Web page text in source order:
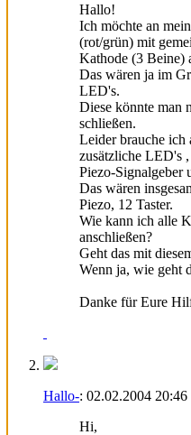
Hallo!
Ich möchte an
(rot/grün) mit
Kathode (3 Beine)
Das wären ja im
LED's.
Diese könnte man
schließen.
Leider brauche ich
zusätzliche LED's ,
Piezo-Signalgeber
Das wären
Piezo, 12 Taster.
Wie kann ich alle
anschließen?
Geht das mit
Wenn ja, wie geht
Danke für Eure
Hallo-: 02.02.2004 20:46
Hi,